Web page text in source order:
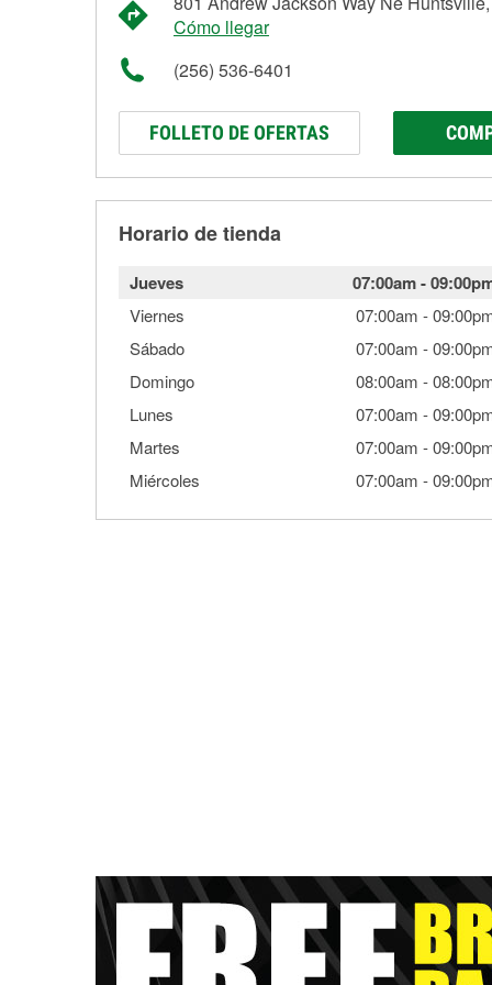
Cómo llegar
(256) 536-6401
FOLLETO DE OFERTAS
Horario de tienda
Jueves 07:00am-
Viernes 07:00am -
Sábado
07:00am -
Domingo
08:00am -
Lunes
07:00am -
Martes
07:00am -
Miércoles
07:00am -